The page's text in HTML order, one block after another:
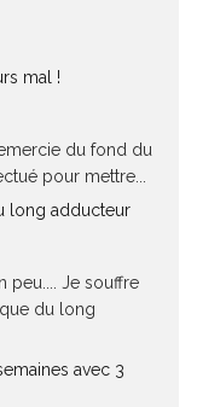
mal !
du fond du
pour mettre...
long adducteur
peu.... Je souffre
du long
avec 3